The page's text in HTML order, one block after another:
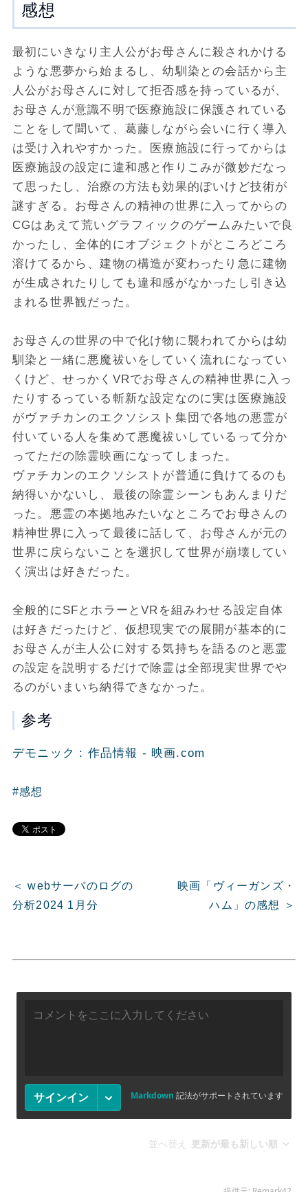
感想
最初にいきなり主人公がお母さんに殺されかける
ような悪夢から始まるし、幼馴染との会話から主
人公がお母さんに対して拒否感を持っているが、
お母さんが意識不明で医療施設に保護されている
ことをして聞いて、葛藤しながら会いに行く導入
は受け入れやすかった。医療施設に行ってからは
医療施設の設定に違和感と作りこみが微妙だなっ
て思ったし、治療の方法も効果的ぽいけど技術が
謎すぎる。お母さんの精神の世界に入ってからの
CGはあえて荒いグラフィックのゲームみたいで良
かったし、全体的にオブジェクトがところどころ
溶けてるから、建物の構造が変わったり急に建物
が生成されたりしても違和感がなかったし引き込
まれる世界観だった。
お母さんの世界の中で化け物に襲われてからは幼
馴染と一緒に悪魔祓いをしていく流れになってい
くけど、せっかくVRでお母さんの精神世界に入っ
たりするっている斬新な設定なのに実は医療施設
がヴァチカンのエクソシスト集団で各地の悪霊が
付いている人を集めて悪魔祓いしているって分か
ってただの除霊映画になってしまった。
ヴァチカンのエクソシストが普通に負けてるのも
納得いかないし、最後の除霊シーンもあんまりだ
った。悪霊の本拠地みたいなところでお母さんの
精神世界に入って最後に話して、お母さんが元の
世界に戻らないことを選択して世界が崩壊してい
く演出は好きだった。
全般的にSFとホラーとVRを組みわせる設定自体
は好きだったけど、仮想現実での展開が基本的に
お母さんが主人公に対する気持ちを語るのと悪霊
の設定を説明するだけで除霊は全部現実世界でや
るのがいまいち納得できなかった。
参考
デモニック : 作品情報 - 映画.com
#感想
＜ webサーバのログの
分析2024 1月分
映画「ヴィーガンズ・
ハム」の感想 ＞